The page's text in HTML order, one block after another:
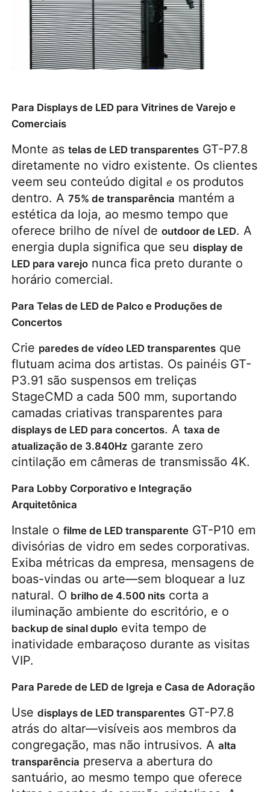
Para Displays de LED para Vitrines de Varejo e
Comerciais
Monte as telas de LED transparentes GT-P7.8
diretamente no vidro existente. Os clientes
veem seu conteúdo digital e os produtos
dentro. A 75% de transparência mantém a
estética da loja, ao mesmo tempo que
oferece brilho de nível de outdoor de LED. A
energia dupla significa que seu display de
LED para varejo nunca fica preto durante o
horário comercial.
Para Telas de LED de Palco e Produções de
Concertos
Crie paredes de vídeo LED transparentes que
flutuam acima dos artistas. Os painéis GT-
P3.91 são suspensos em treliças
StageCMD a cada 500 mm, suportando
displays de LED para concertos. A taxa de
atualização de 3.840Hz garante zero
cintilação em câmeras de transmissão 4K.
Para Lobby Corporativo e Integração
Arquitetônica
Instale o filme de LED transparente GT-P10 em
divisórias de vidro em sedes corporativas.
Exiba métricas da empresa, mensagens de
boas-vindas ou arte—sem bloquear a luz
natural. O brilho de 4.500 nits corta a
backup de sinal duplo evita tempo de
inatividade embaraçoso durante as visitas
VIP.
Para Parede de LED de Igreja e Casa de Adoração
Use displays de LED transparentes GT-P7.8
atrás do altar—visíveis aos membros da
congregação, mas não intrusivos. A alta
transparência preserva a abertura do
santuário, ao mesmo tempo que oferece